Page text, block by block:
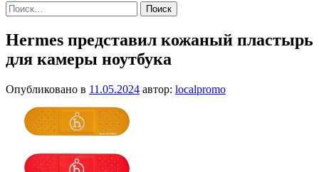
Найти:
Hermes представил кожаный пластырь
для камеры ноутбука
Опубликовано в 11.05.2024 автор: localpromo